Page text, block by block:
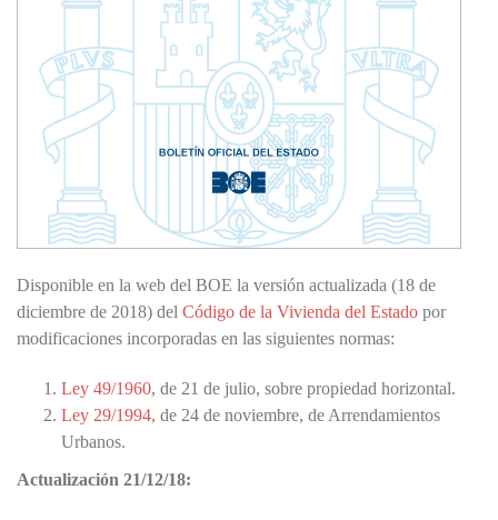
Disponible en la web del BOE la versión actualizada (18 de
diciembre de 2018) del Código de la Vivienda del Estado por
modificaciones incorporadas en las siguientes normas:
Ley 49/1960, de 21 de julio, sobre propiedad horizontal.
Ley 29/1994, de 24 de noviembre, de Arrendamientos
Urbanos.
Actualización 21/12/18: